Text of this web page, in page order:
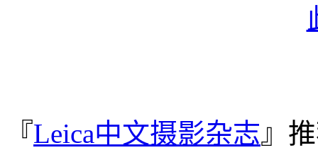
『Leica中文摄影杂志』